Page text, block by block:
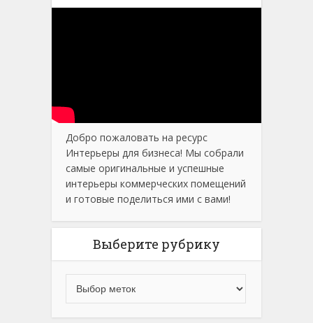
Добро пожаловать на ресурс
Интерьеры для бизнеса! Мы собрали
самые оригинальные и успешные
интерьеры коммерческих помещений
и готовые поделиться ими с вами!
Выберите рубрику